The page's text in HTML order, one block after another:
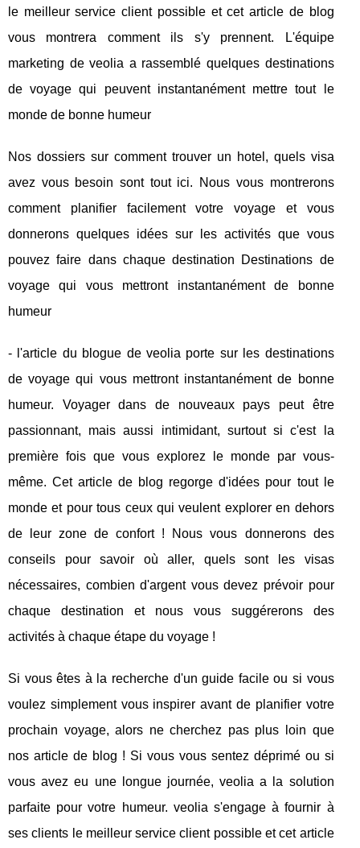
le meilleur service client possible et cet article de blog
vous montrera comment ils s'y prennent. L'équipe
marketing de veolia a rassemblé quelques destinations
de voyage qui peuvent instantanément mettre tout le
monde de bonne humeur
Nos dossiers sur comment trouver un hotel, quels visa
avez vous besoin sont tout ici. Nous vous montrerons
comment planifier facilement votre voyage et vous
donnerons quelques idées sur les activités que vous
pouvez faire dans chaque destination Destinations de
voyage qui vous mettront instantanément de bonne
humeur
- l'article du blogue de veolia porte sur les destinations
de voyage qui vous mettront instantanément de bonne
humeur. Voyager dans de nouveaux pays peut être
passionnant, mais aussi intimidant, surtout si c'est la
première fois que vous explorez le monde par vous-
même. Cet article de blog regorge d'idées pour tout le
monde et pour tous ceux qui veulent explorer en dehors
de leur zone de confort ! Nous vous donnerons des
conseils pour savoir où aller, quels sont les visas
nécessaires, combien d'argent vous devez prévoir pour
chaque destination et nous vous suggérerons des
activités à chaque étape du voyage !
Si vous êtes à la recherche d'un guide facile ou si vous
voulez simplement vous inspirer avant de planifier votre
prochain voyage, alors ne cherchez pas plus loin que
nos article de blog ! Si vous vous sentez déprimé ou si
vous avez eu une longue journée, veolia a la solution
parfaite pour votre humeur. veolia s'engage à fournir à
ses clients le meilleur service client possible et cet article